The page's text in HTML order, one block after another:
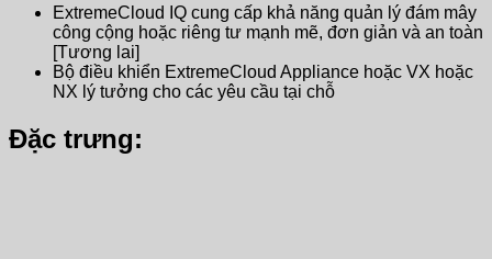
ExtremeCloud IQ cung cấp khả năng quản lý đám mây
công cộng hoặc riêng tư mạnh mẽ, đơn giản và an toàn
[Tương lai]
Bộ điều khiển ExtremeCloud Appliance hoặc VX hoặc
NX lý tưởng cho các yêu cầu tại chỗ
Đặc trưng: